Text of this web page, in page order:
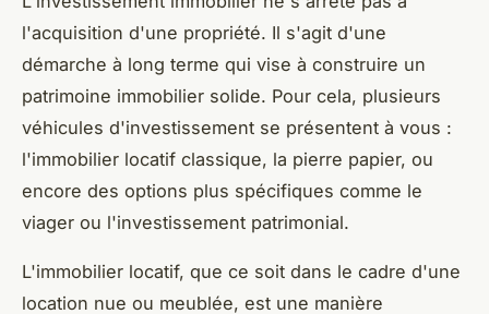
l'acquisition d'une propriété. Il s'agit d'une
démarche à long terme qui vise à construire un
patrimoine immobilier solide. Pour cela, plusieurs
véhicules d'investissement se présentent à vous :
l'immobilier locatif classique, la pierre papier, ou
encore des options plus spécifiques comme le
viager ou l'investissement patrimonial.
L'immobilier locatif, que ce soit dans le cadre d'une
location nue ou meublée, est une manière